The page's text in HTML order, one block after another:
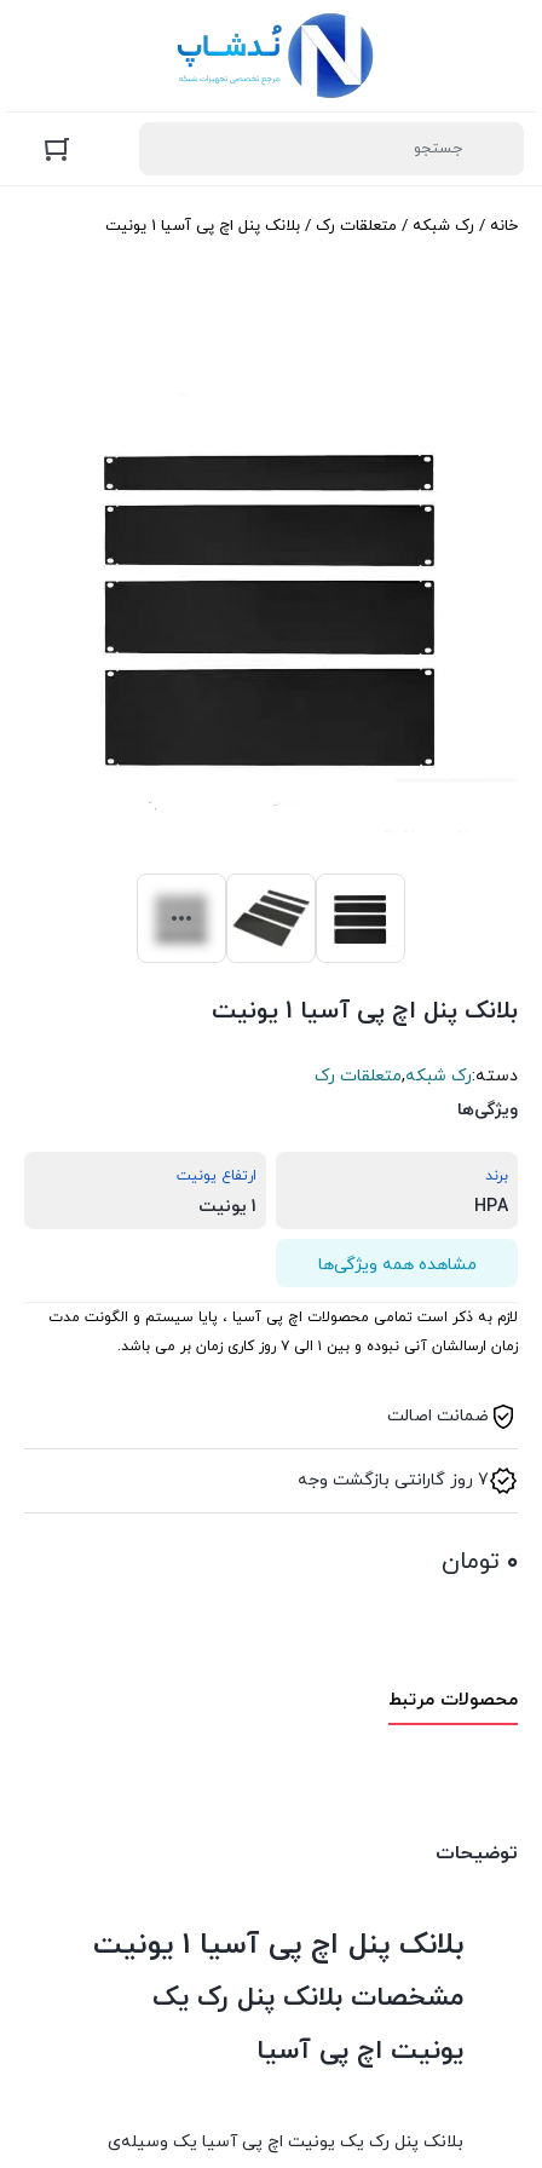
خانه / رک شبکه / متعلقات رک / بلانک پنل اچ پی آسیا 1 یونیت
بلانک پنل اچ پی آسیا 1 یونیت
دسته:رک شبکه,متعلقات رک
ویژگی‌ها
برند
HPA
ارتفاع یونیت
1 یونیت
مشاهده همه ویژگی‌ها
لازم به ذکر است تمامی محصولات اچ پی آسیا ، پایا سیستم و الگونت مدت
زمان ارسالشان آنی نبوده و بین ۱ الی ۷ روز کاری زمان بر می باشد.
ضمانت اصالت
7 روز گارانتی بازگشت وجه
۰ تومان
محصولات مرتبط
توضیحات
بلانک پنل اچ پی آسیا 1 یونیت
مشخصات بلانک پنل رک یک
یونیت اچ پی آسیا
بلانک پنل رک یک یونیت اچ پی آسیا یک وسیله‌ی